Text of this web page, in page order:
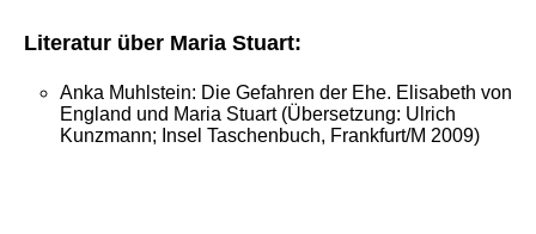
Literatur über Maria Stuart:
Anka Muhlstein: Die Gefahren der Ehe. Elisabeth von
England und Maria Stuart (Übersetzung: Ulrich
Kunzmann; Insel Taschenbuch, Frankfurt/M 2009)